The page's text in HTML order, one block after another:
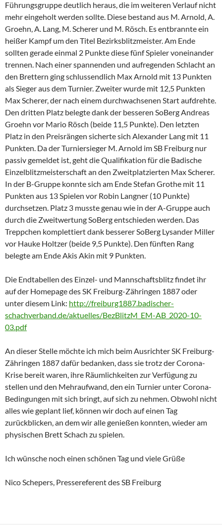
Führungsgruppe deutlich heraus, die im weiteren Verlauf nicht
mehr eingeholt werden sollte. Diese bestand aus M. Arnold, A.
Groehn, A. Lang, M. Scherer und M. Rösch. Es entbrannte ein
heißer Kampf um den Titel Bezirksblitzmeister. Am Ende
sollten gerade einmal 2 Punkte diese fünf Spieler voneinander
trennen. Nach einer spannenden und aufregenden Schlacht an
den Brettern ging schlussendlich Max Arnold mit 13 Punkten
als Sieger aus dem Turnier. Zweiter wurde mit 12,5 Punkten
Max Scherer, der nach einem durchwachsenen Start aufdrehte.
Den dritten Platz belegte dank der besseren SoBerg Andreas
Groehn vor Mario Rösch (beide 11,5 Punkte). Den letzten
Platz in den Preisrängen sicherte sich Alexander Lang mit 11
Punkten. Da der Turniersieger M. Arnold im SB Freiburg nur
passiv gemeldet ist, geht die Qualifikation für die Badische
Einzelblitzmeisterschaft an den Zweitplatzierten Max Scherer.
In der B-Gruppe konnte sich am Ende Stefan Grothe mit 11
Punkten aus 13 Spielen vor Robin Langner (10 Punkte)
durchsetzen. Platz 3 musste genau wie in der A-Gruppe auch
durch die Zweitwertung SoBerg entschieden werden. Das
Treppchen komplettiert dank besserer SoBerg Lysander Miller
vor Hauke Holtzer (beide 9,5 Punkte). Den fünften Rang
belegte am Ende Akis Akin mit 9 Punkten.
Die Endtabellen des Einzel- und Mannschaftsblitz findet ihr
auf der Homepage des SK Freiburg-Zähringen 1887 oder
unter diesem Link: http://freiburg1887.badischer-
schachverband.de/aktuelles/BezBlitzM_EM-AB_2020-10-
03.pdf
An dieser Stelle möchte ich mich beim Ausrichter SK Freiburg-
Zähringen 1887 dafür bedanken, dass sie trotz der Corona-
Krise bereit waren, ihre Räumlichkeiten zur Verfügung zu
stellen und den Mehraufwand, den ein Turnier unter Corona-
Bedingungen mit sich bringt, auf sich zu nehmen. Obwohl nicht
alles wie geplant lief, können wir doch auf einen Tag
zurückblicken, an dem wir alle genießen konnten, wieder am
physischen Brett Schach zu spielen.
Ich wünsche noch einen schönen Tag und viele Grüße
Nico Schepers, Pressereferent des SB Freiburg